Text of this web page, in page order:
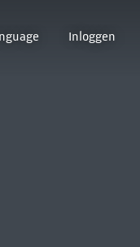
Inloggen